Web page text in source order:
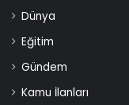
Dünya
Eğitim
Gündem
Kamu İlanları